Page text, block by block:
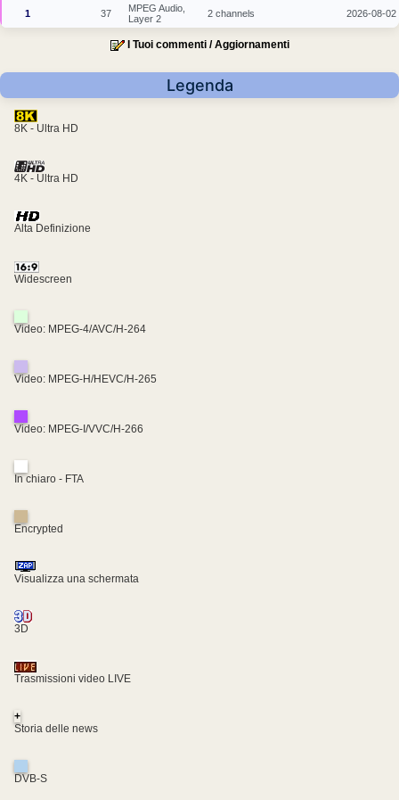
1 37
MPEG Audio,
Layer 2
2 channels 2026-08-02
I Tuoi commenti / Aggiornamenti
Legenda
8K - Ultra HD
4K - Ultra HD
Alta Definizione
Widescreen
Video: MPEG-4/AVC/H-264
Video: MPEG-H/HEVC/H-265
Video: MPEG-I/VVC/H-266
In chiaro - FTA
Encrypted
Visualizza una schermata
3D
Trasmissioni video LIVE
+
Storia delle news
DVB-S